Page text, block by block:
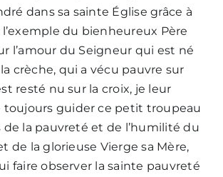
dans sa sainte Église grâce à
l’exemple du bienheureux Père
l’amour du Seigneur qui est né
crèche, qui a vécu pauvre sur
resté nu sur la croix, je leur
toujours guider ce petit troupeau
de la pauvreté et de l’humilité du
de la glorieuse Vierge sa Mère,
faire observer la sainte pauvreté